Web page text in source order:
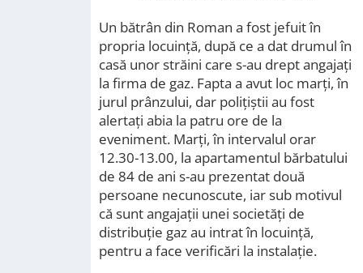
Un bătrân din Roman a fost jefuit în
propria locuință, după ce a dat drumul în
casă unor străini care s-au drept angajați
la firma de gaz. Fapta a avut loc marți, în
jurul prânzului, dar polițiștii au fost
alertați abia la patru ore de la
eveniment. Marți, în intervalul orar
12.30-13.00, la apartamentul bărbatului
de 84 de ani s-au prezentat două
persoane necunoscute, iar sub motivul
că sunt angajaţii unei societăți de
distribuție gaz au intrat în locuință,
pentru a face verificări la instalație.